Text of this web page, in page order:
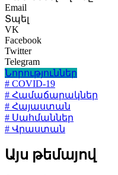
Email
Տպել
VK
Facebook
Twitter
Telegram
Նորություններ
# COVID-19
# Համաճարակներ
# Հայաստան
# Սահմաններ
# Վրաստան
Այս թեմայով